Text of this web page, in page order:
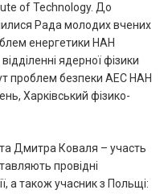
of Technology. До
Рада молодих вчених
енергетики НАН
ядерної фізики
проблем безпеки АЕС НАН
Харківський фізико-
Дмитра Коваля – участь
провідні
а також учасник з Польщі: